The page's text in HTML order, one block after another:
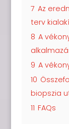
7 Az
terv
8 A
9 A
10
biopszia
11 FAQs